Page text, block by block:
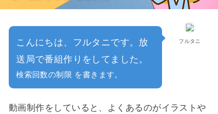
フルタニ
こんにちは、フルタニです。放
送局で番組作りをしてました。
検索回数の制限 を書きます。
動画制作をしていると、よくあるのがイラストや